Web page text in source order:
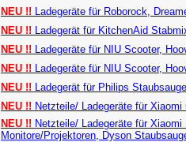
NEU !! Ladegeräte für Roborock,
NEU !! Ladegerät für KitchenAid
NEU !! Ladegeräte für NIU Scooter,
NEU !! Ladegeräte für NIU Scooter,
NEU !! Ladegerät für Philips
NEU !! Netzteile/ Ladegeräte für
NEU !! Netzteile/ Ladegeräte für
Monitore/Projektoren, Dyson